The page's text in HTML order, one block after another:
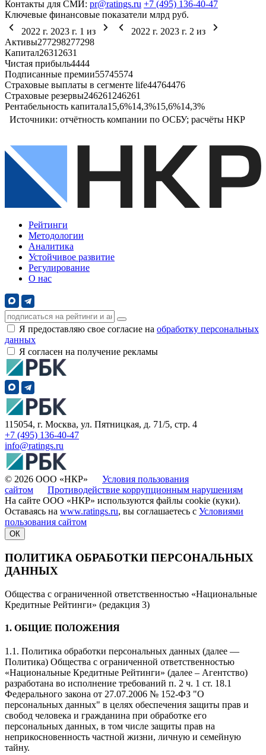
Контакты для СМИ: pr@ratings.ru +7 (495) 136-40-47
Ключевые финансовые показатели млрд руб.
2022 г. 2023 г. 1 из 2022 г. 2023 г. 2 из
Активы277298277298
Капитал2631 2631
Чистая прибыль4444
Подписанные премии55745574
Страховые выплаты в сегменте life44764476
Страховые резервы246261 246261
Рентабельность капитала15,6%14,3%15,6%14,3%
Источники: отчётность компании по ОСБУ; расчёты НКР
Рейтинги
Методологии
Аналитика
Устойчивое развитие
Регулирование
О нас
Я предоставляю свое согласие на обработку персональных
данных
Я согласен на получение рекламы
115054, г. Москва, ул. Пятницкая, д. 71/5, стр. 4
+7 (495) 136-40-47
info@ratings.ru
© 2026 ООО «НКР» Условия пользования
сайтом
Противодействие коррупционным нарушениям
На сайте ООО «НКР» используются файлы cookie (куки).
Оставаясь на www.ratings.ru, вы соглашаетесь с Условиями
пользования сайтом
ОК
ПОЛИТИКА ОБРАБОТКИ ПЕРСОНАЛЬНЫХ
ДАННЫХ
Общества с ограниченной ответственностью «Национальные
Кредитные Рейтинги» (редакция 3)
1. ОБЩИЕ ПОЛОЖЕНИЯ
1.1. Политика обработки персональных данных (далее —
Политика) Общества с ограниченной ответственностью
«Национальные Кредитные Рейтинги» (далее – Агентство)
разработана во исполнение требований п. 2 ч. 1 ст. 18.1
Федерального закона от 27.07.2006 № 152-ФЗ "О
персональных данных" в целях обеспечения защиты прав и
свобод человека и гражданина при обработке его
персональных данных, в том числе защиты прав на
неприкосновенность частной жизни, личную и семейную
тайну.